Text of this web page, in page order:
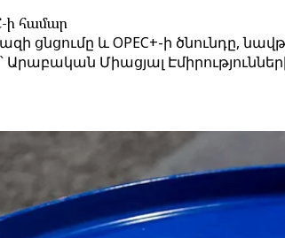
ի համար
ցնցումը և OPEC+-ի ծնունդը,
Միացյալ Էմիրությունների